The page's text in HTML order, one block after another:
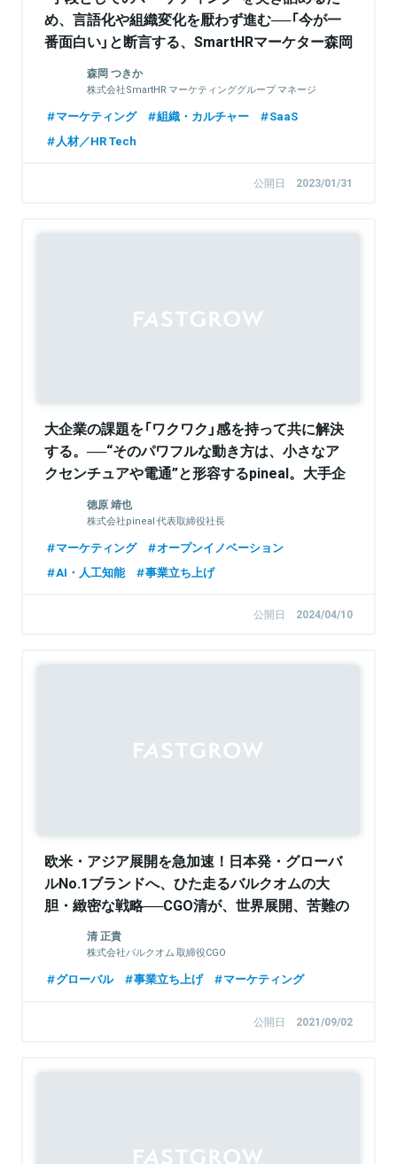
め、言語化や組織変化を厭わず進む──「今が一
番面白い」と断言する、SmartHRマーケター森岡
の仕事術森岡 つきか
株式会社SmartHR マーケティンググループ マネージ
マーケティング 組織・カルチャー
SaaS
人材／HR Tech
公開日 2023/01/31
大企業の課題を「ワクワク」感を持って共に解決
する。──“そのパワフルな動き方は、小さなア
クセンチュアや電通”と形容するpineal。大手企
業の基幹戦略を内側から変革するマーケティン
グ術とは
徳原 靖也
株式会社pineal 代表取締役社長
マーケティング
オープンイノベーション
AI・人工知能
事業立ち上げ
公開日 2024/04/10
欧米・アジア展開を急加速！日本発・グローバ
ルNo.1ブランドへ、ひた走るバルクオムの大
胆・緻密な戦略──CGO清が、世界展開、苦難の
歴史とローカライズ手法を語る
清 正貴
株式会社バルクオム 取締役CGO
グローバル 事業立ち上げ マーケティング
公開日 2021/09/02